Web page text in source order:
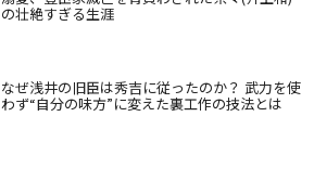
の壮絶すぎる生涯
なぜ浅井の旧臣は秀吉に従ったのか？ 武力を使
わず“自分の味方”に変えた裏工作の技法とは